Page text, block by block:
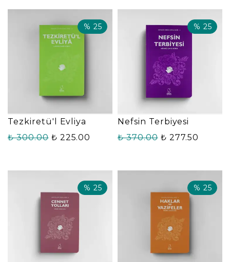
% 25
Tezkiretü'l Evliya
₺ 300.00 ₺ 225.00
% 25
Nefsin Terbiyesi
₺ 370.00 ₺ 277.50
% 25 % 25